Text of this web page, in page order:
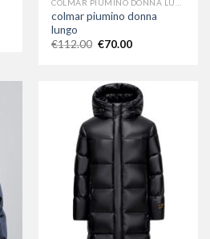
colmar piumino donna
lungo
€112.00 €70.00